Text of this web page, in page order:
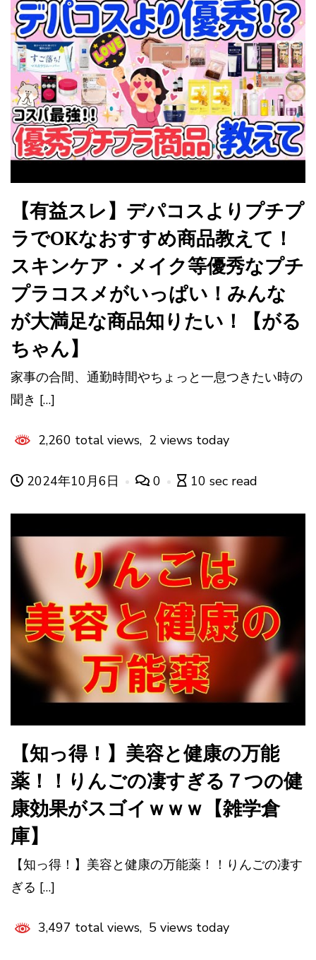
【有益スレ】デパコスよりプチプ
ラでOKなおすすめ商品教えて！
スキンケア・メイク等優秀なプチ
プラコスメがいっぱい！みんな
が大満足な商品知りたい！【がる
ちゃん】
家事の合間、通勤時間やちょっと一息つきたい時の
聞き […]
2,260 total views, 2 views today
2024年10月6日 0 10 sec read
【知っ得！】美容と健康の万能
薬！！りんごの凄すぎる７つの健
康効果がスゴイｗｗｗ【雑学倉
庫】
【知っ得！】美容と健康の万能薬！！りんごの凄す
ぎる […]
3,497 total views, 5 views today